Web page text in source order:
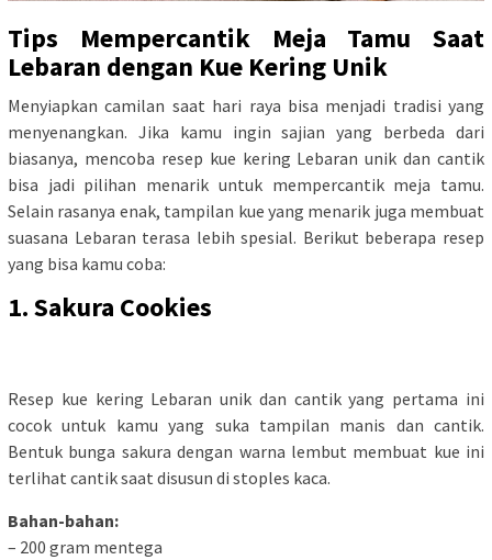
Tips Mempercantik Meja Tamu Saat
Lebaran dengan Kue Kering Unik
Menyiapkan camilan saat hari raya bisa menjadi tradisi yang
menyenangkan. Jika kamu ingin sajian yang berbeda dari
biasanya, mencoba resep kue kering Lebaran unik dan cantik
bisa jadi pilihan menarik untuk mempercantik meja tamu.
Selain rasanya enak, tampilan kue yang menarik juga membuat
suasana Lebaran terasa lebih spesial. Berikut beberapa resep
yang bisa kamu coba:
1. Sakura Cookies
Resep kue kering Lebaran unik dan cantik yang pertama ini
cocok untuk kamu yang suka tampilan manis dan cantik.
Bentuk bunga sakura dengan warna lembut membuat kue ini
terlihat cantik saat disusun di stoples kaca.
Bahan-bahan:
– 200 gram mentega